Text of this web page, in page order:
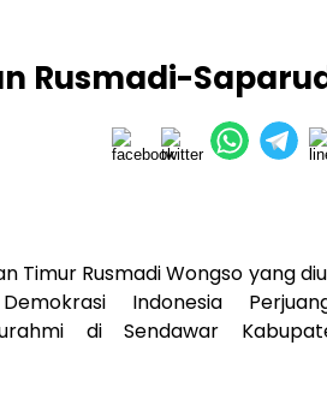
Rusmadi-
Timur Rusmadi Wongso yang
Indonesia
di Sendawar